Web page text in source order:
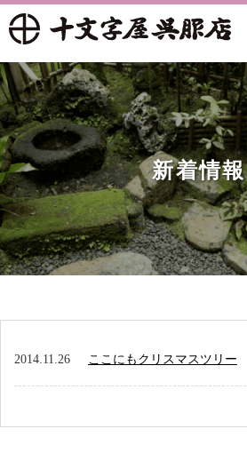
新着情報
十文字屋について
オンラインショップ
新着情報
2014.11.26 ここにもクリスマスツリー